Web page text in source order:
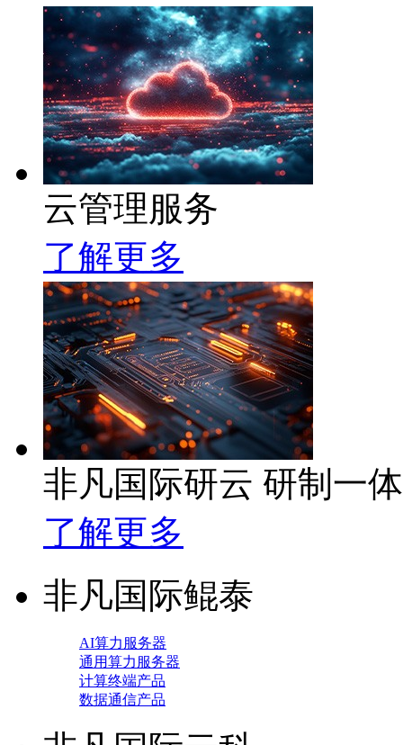
云管理服务
了解更多
非凡国际研云 研制一
了解更多
非凡国际鲲泰
AI算力服务器
通用算力服务器
计算终端产品
数据通信产品